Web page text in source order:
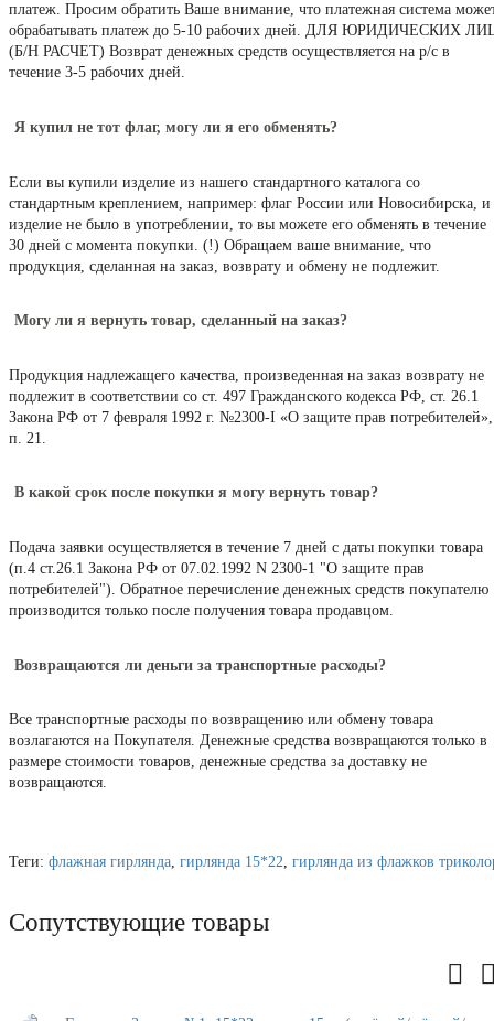
платеж. Просим обратить Ваше внимание, что платежная система
обрабатывать платеж до 5-10 рабочих дней. ДЛЯ ЮРИДИЧЕСКИХ
(Б/Н РАСЧЕТ) Возврат денежных средств осуществляется на р/с в
течение 3-5 рабочих дней.
Я купил не тот флаг, могу ли я его обменять?
Если вы купили изделие из нашего стандартного каталога со
стандартным креплением, например: флаг России или Новосибирска, и
изделие не было в употреблении, то вы можете его обменять в течение
30 дней с момента покупки. (!) Обращаем ваше внимание, что
продукция, сделанная на заказ, возврату и обмену не подлежит.
Могу ли я вернуть товар, сделанный на заказ?
Продукция надлежащего качества, произведенная на заказ возврату не
подлежит в соответствии со ст. 497 Гражданского кодекса РФ, ст. 26.1
Закона РФ от 7 февраля 1992 г. №2300-I «О защите прав потребителей»,
п. 21.
В какой срок после покупки я могу вернуть товар?
Подача заявки осуществляется в течение 7 дней с даты покупки товара
(п.4 ст.26.1 Закона РФ от 07.02.1992 N 2300-1 "О защите прав
потребителей"). Обратное перечисление денежных средств покупателю
производится только после получения товара продавцом.
Возвращаются ли деньги за транспортные расходы?
Все транспортные расходы по возвращению или обмену товара
возлагаются на Покупателя. Денежные средства возвращаются только в
размере стоимости товаров, денежные средства за доставку не
возвращаются.
Теги: флажная гирлянда, гирлянда 15*22, гирлянда из флажков
Сопутствующие товары